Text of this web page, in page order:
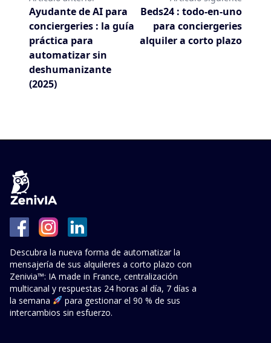
Ayudante de AI para
conciergeries : la guía
práctica para
automatizar sin
deshumanizante
(2025)
Beds24 : todo-en-uno
para conciergeries
alquiler a corto plazo
Descubra la nueva forma de automatizar la
mensajería de sus alquileres a corto plazo con
Zenivia™: IA made in France, centralización
multicanal y respuestas 24 horas al día, 7 días a
la semana
para gestionar el 90 % de sus
intercambios sin esfuerzo.